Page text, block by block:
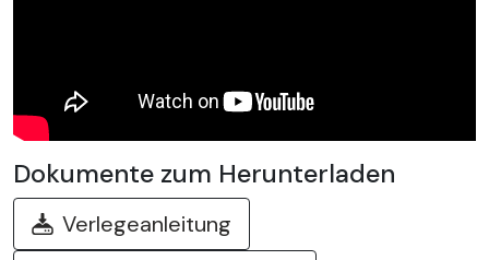
Dokumente zum Herunterladen
Verlegeanleitung